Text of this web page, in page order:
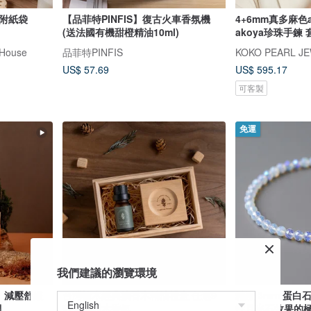
磁石刮痧按摩棒禮盒 附紙袋
【品菲特PINFIS】復古火車香氛機
(送法國有機甜橙精油10ml)
品菲特PINFIS
US$ 57.69
4+6mm真多麻
akoya珍珠手鍊
KOKO PEARL
US$ 595.17
可客製
壓舒緩
台灣檜木經典擴香木精油禮盒 任選9
免運
精緻 3mm 蛋白
我們建議的瀏覽環境